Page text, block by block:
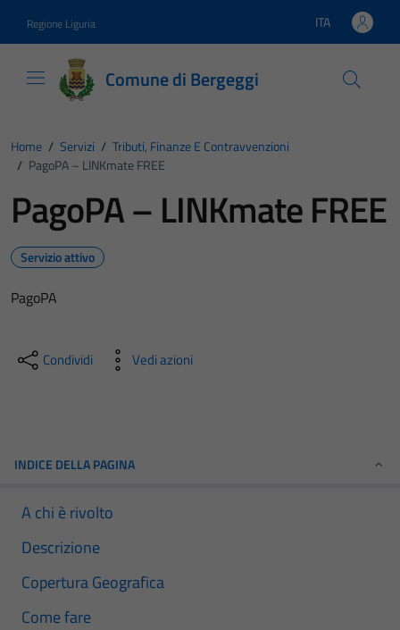
Regione Liguria Lingua attiva:
ITA
Comune di Bergeggi
Home / Servizi / Tributi, Finanze E Contravvenzioni
/ PagoPA – LINKmate FREE
PagoPA – LINKmate FREE
Servizio attivo
PagoPA
Condividi Vedi azioni
INDICE DELLA PAGINA
A chi è rivolto
Descrizione
Copertura Geografica
Come fare